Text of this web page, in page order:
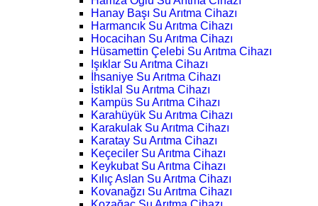
Hanay Başı Su Arıtma Cihazı
Harmancık Su Arıtma Cihazı
Hocacihan Su Arıtma Cihazı
Hüsamettin Çelebi Su Arıtma Cihazı
Işıklar Su Arıtma Cihazı
İhsaniye Su Arıtma Cihazı
İstiklal Su Arıtma Cihazı
Kampüs Su Arıtma Cihazı
Karahüyük Su Arıtma Cihazı
Karakulak Su Arıtma Cihazı
Karatay Su Arıtma Cihazı
Keçeciler Su Arıtma Cihazı
Keykubat Su Arıtma Cihazı
Kılıç Aslan Su Arıtma Cihazı
Kovanağzı Su Arıtma Cihazı